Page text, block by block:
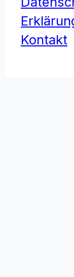
Kontakt